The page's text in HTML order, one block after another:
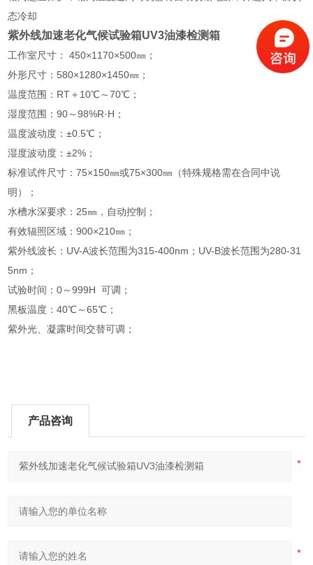
态冷却
紫外线加速老化气候试验箱UV3油漆检测箱
工作室尺寸： 450×1170×500㎜；
外形尺寸：580×1280×1450㎜；
温度范围：RT＋10℃～70℃；
湿度范围：90～98%R·H；
温度波动度：±0.5℃；
湿度波动度：±2%；
标准试件尺寸：75×150㎜或75×300㎜（特殊规格需在合同中说
明）；
水槽水深要求：25㎜，自动控制；
有效辐照区域：900×210㎜；
紫外线波长：UV-A波长范围为315-400nm；UV-B波长范围为280-31
5nm；
试验时间：0～999H 可调；
黑板温度：40℃～65℃；
紫外光、凝露时间交替可调；
产品咨询